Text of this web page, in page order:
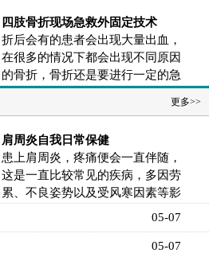
四肢骨折现场急救外固定技术
折后会有的患者会出现大量出血，
在很多的情况下都会出现不同原因
的骨折，骨折还是要进行一定的急
救的，骨折后的患者…
更多>>
肩周炎自我日常保健
患上肩周炎，疼痛便会一直伴随，
这是一直比较常见的疾病，多因劳
累、不良姿势以及受风寒因素等影
05-07
05-07